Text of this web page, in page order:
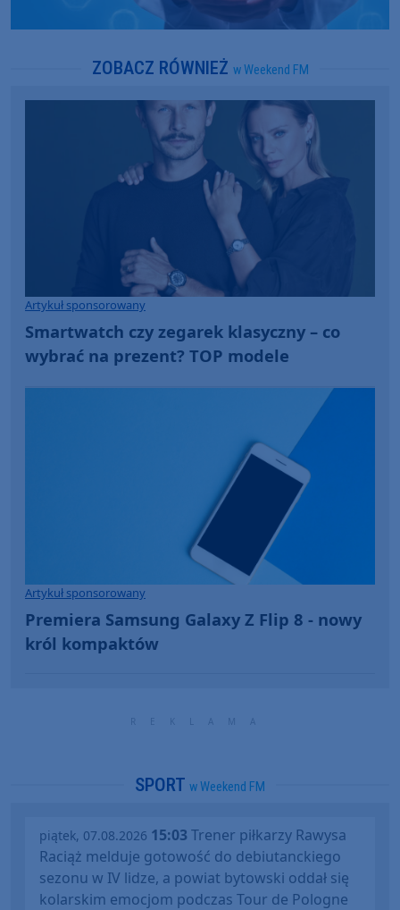
ZOBACZ RÓWNIEŻ w Weekend FM
Artykuł sponsorowany
Smartwatch czy zegarek klasyczny – co
wybrać na prezent? TOP modele
Artykuł sponsorowany
Premiera Samsung Galaxy Z Flip 8 - nowy
król kompaktów
SPORT w Weekend FM
piątek, 07.08.2026 15:03Trener piłkarzy Rawysa
Raciąż melduje gotowość do debiutanckiego
sezonu w IV lidze, a powiat bytowski oddał się
kolarskim emocjom podczas Tour de Pologne